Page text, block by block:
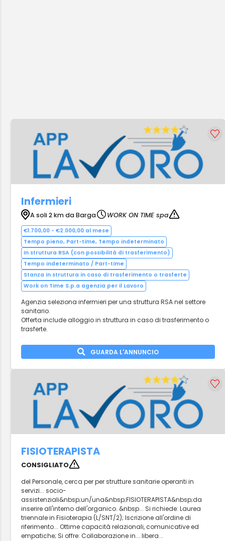
Infermieri
A soli 2 km da Barga WORK ON TIME spa
€1.700,00 - €2.000,00 al mese
Tempo pieno, Part-time, Tempo indeterminato
In struttura RSA (con possibilità di trasferimento)
Tempo indeterminato / Part-time
Stanza in struttura in caso di trasferimento o trasferte
Work on Time S.p.a agenzia per il Lavoro
Agenzia seleziona infermieri per una struttura RSA nel settore
sanitario.
Offerta include alloggio in struttura in caso di trasferimento o
trasferte.
GUARDA L'ANNUNCIO
FISIOTERAPISTA
CONSIGLIATO
del Personale, cerca per per strutture sanitarie operanti in
servizi... socio-
assistenziali&nbsp;un/una&nbsp;FISIOTERAPISTA&nbsp;da
inserire all'interno dell'organico. &nbsp... Si richiede: Laurea
triennale in Fisioterapia (L/SNT/2); Iscrizione all'ordine di
riferimento... Ottime capacità relazionali, comunicative ed
empatiche; Si offre: Collaborazione in... libera...